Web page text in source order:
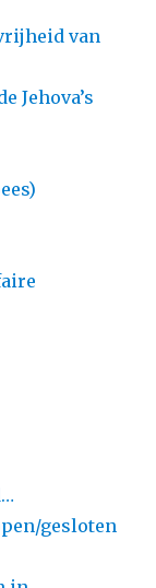
van
Jehova’s
gesloten